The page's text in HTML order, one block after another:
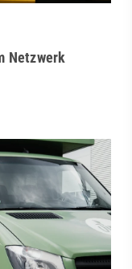
Netzwerk